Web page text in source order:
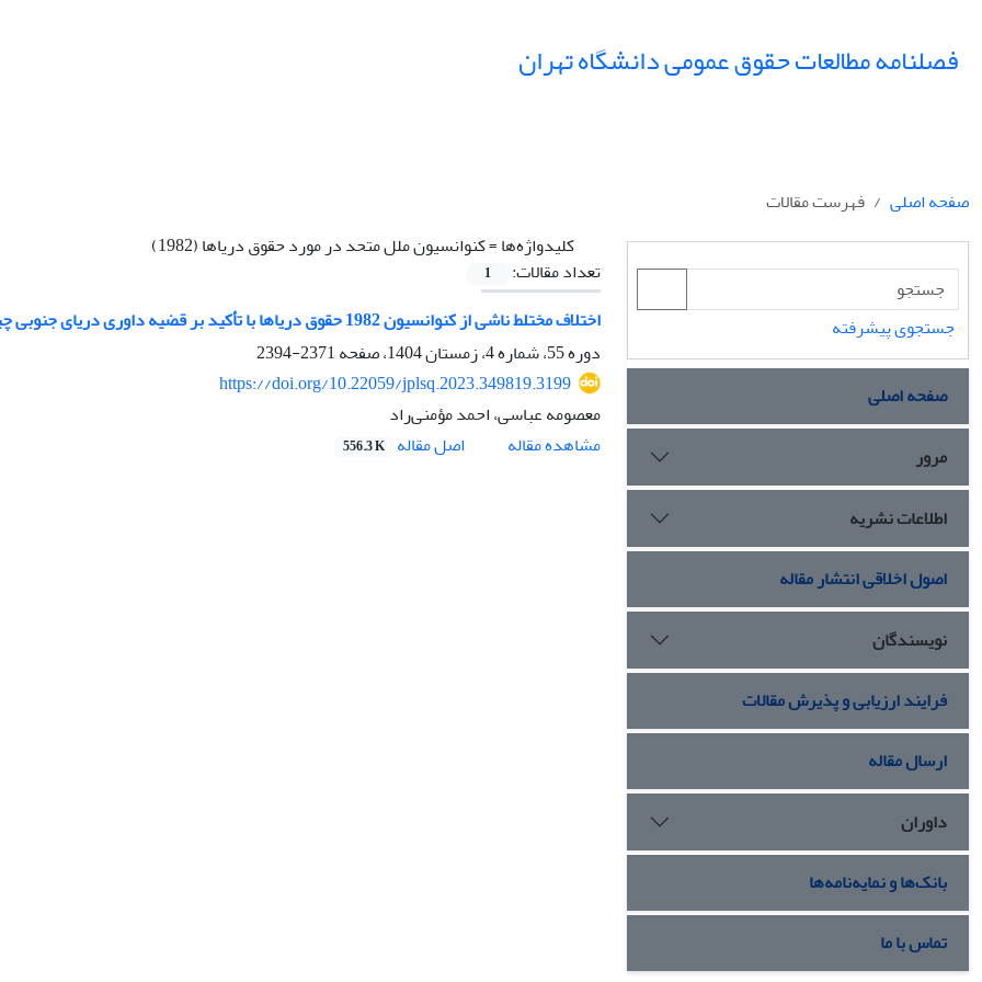
فصلنامه مطالعات حقوق عمومی دانشگاه تهران
صفحه اصلی
فهرست مقالات
کلیدواژه‌ها =کنوانسیون ملل متحد در مورد حقوق دریاها (1982)
تعداد مقالات:
1
اختلاف مختلط ناشی از کنوانسیون 1982 حقوق دریاها با تأکید بر قضیه داوری دریای جنوبی چین
دوره 55، شماره 4، زمستان 1404، صفحه
2371-2394
https://doi.org/10.22059/jplsq.2023.349819.3199
معصومه عباسی، احمد مؤمنی‌راد
مشاهده مقاله
اصل مقاله 556.3 K
جستجوی پیشرفته
صفحه اصلی
مرور
اطلاعات نشریه
اصول اخلاقی انتشار مقاله
نویسندگان
فرایند ارزیابی و پذیرش مقالات
ارسال مقاله
داوران
بانک‌ها و نمایه‌نامه‌ها
تماس با ما